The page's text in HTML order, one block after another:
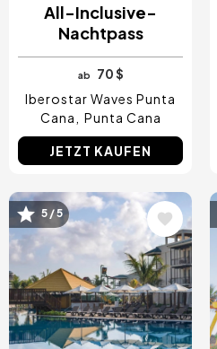
All-Inclusive-
Nachtpass
ab
70 $
Iberostar Waves Punta
Cana
Punta Cana
JETZT KAUFEN
Bild5 / 5